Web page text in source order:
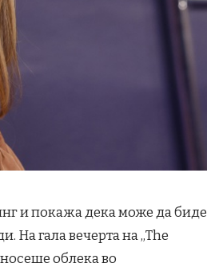
и покажа дека може да биде
На гала вечерта на „The
облека во